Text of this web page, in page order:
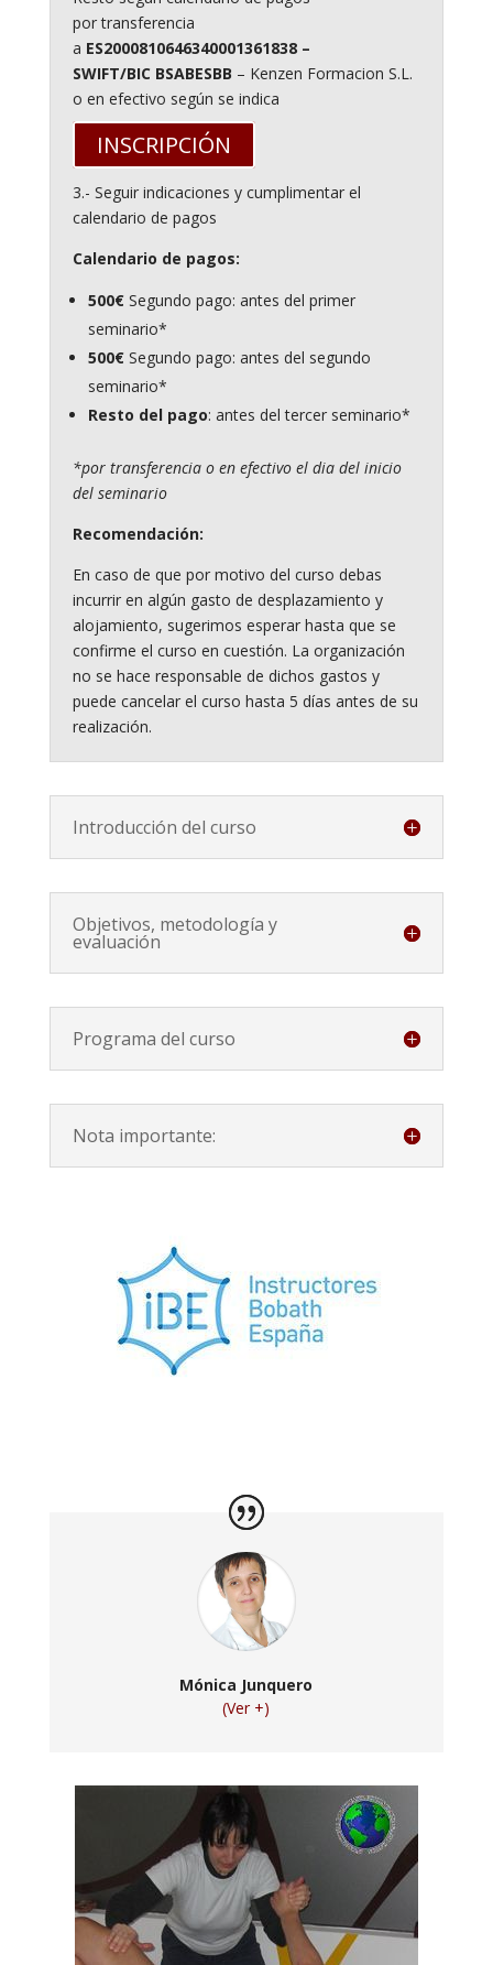
por transferencia
a ES2000810646340001361838 –
SWIFT/BIC BSABESBB – Kenzen Formacion S.L.
o en efectivo según se indica
INSCRIPCIÓN
3.- Seguir indicaciones y cumplimentar el
calendario de pagos
Calendario de pagos:
500€Segundo pago: antes del primer
seminario*
500€Segundo pago: antes del segundo
seminario*
Resto del pago: antes del tercer seminario*
*por transferencia o en efectivo el dia del inicio
del seminario
Recomendación:
En caso de que por motivo del curso debas
incurrir en algún gasto de desplazamiento y
alojamiento, sugerimos esperar hasta que se
confirme el curso en cuestión. La organización
no se hace responsable de dichos gastos y
puede cancelar el curso hasta 5 días antes de su
realización.
Introducción del curso
Objetivos, metodología y
evaluación
Programa del curso
Nota importante:
Mónica Junquero
(Ver +)